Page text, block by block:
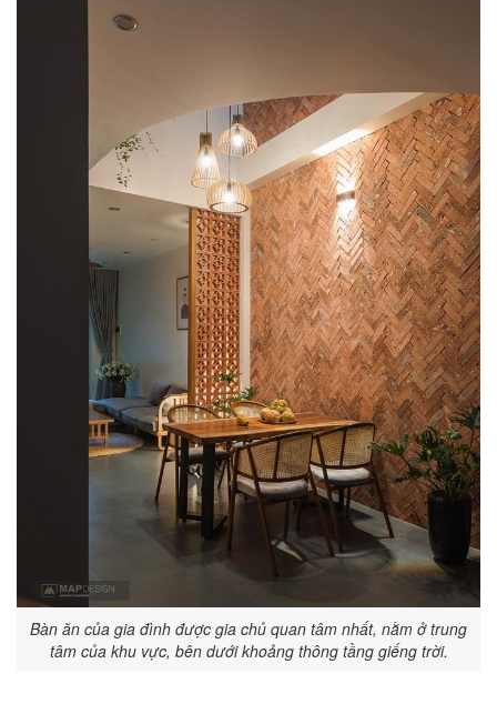
Bàn ăn của gia đình được gia chủ quan tâm nhất, nằm ở trung
tâm của khu vực, bên dưới khoảng thông tầng giếng trời.